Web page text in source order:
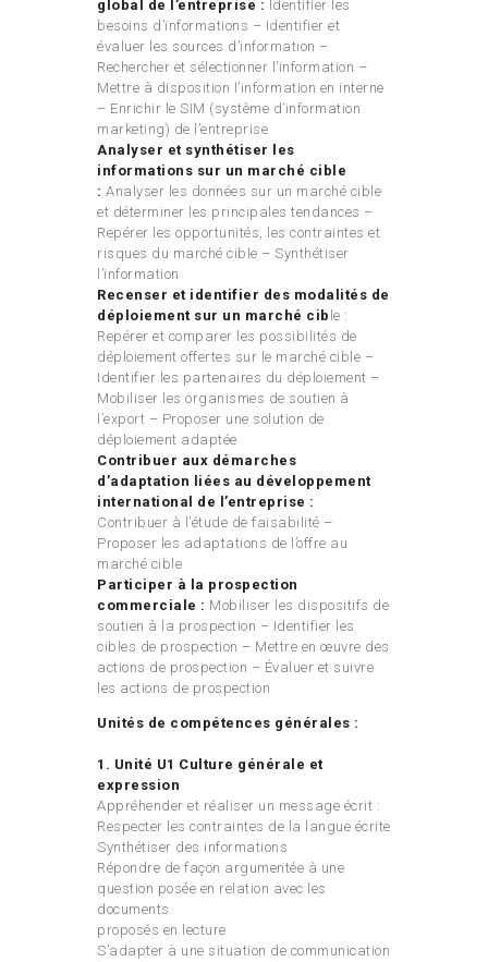
global de l’entreprise : Identifier les
besoins d’informations – Identifier et
évaluer les sources d’information –
Rechercher et sélectionner l’information –
Mettre à disposition l’information en interne
– Enrichir le SIM (système d’information
marketing) de l’entreprise
Analyser et synthétiser les
informations sur un marché cible
: Analyser les données sur un marché cible
et déterminer les principales tendances –
Repérer les opportunités, les contraintes et
risques du marché cible – Synthétiser
l’information
Recenser et identifier des modalités de
déploiement sur un marché cib le :
Repérer et comparer les possibilités de
déploiement offertes sur le marché cible –
Identifier les partenaires du déploiement –
Mobiliser les organismes de soutien à
l’export – Proposer une solution de
déploiement adaptée
Contribuer aux démarches
d’adaptation liées au développement
international de l’entreprise :
Contribuer à l’étude de faisabilité –
Proposer les adaptations de l’offre au
marché cible
Participer à la prospection
commerciale : Mobiliser les dispositifs de
soutien à la prospection – Identifier les
cibles de prospection – Mettre en œuvre des
actions de prospection – Évaluer et suivre
les actions de prospection
Unités de compétences générales :
1. Unité U1 Culture générale et
expression
Appréhender et réaliser un message écrit :
Respecter les contraintes de la langue écrite
Synthétiser des informations
Répondre de façon argumentée à une
question posée en relation avec les
documents
proposés en lecture
S’adapter à une situation de communication